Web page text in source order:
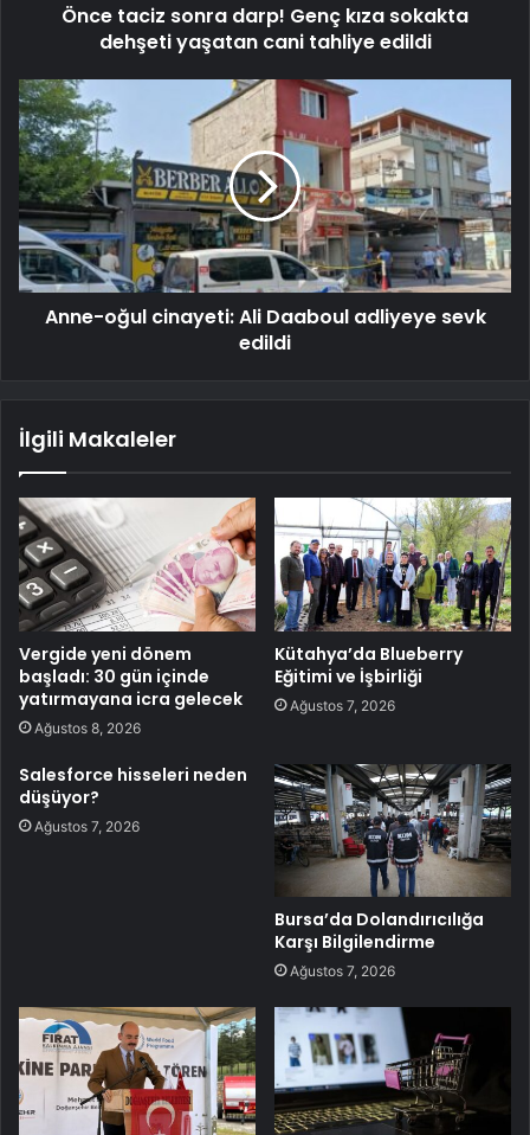
Önce taciz sonra darp! Genç kıza sokakta
dehşeti yaşatan cani tahliye edildi
Anne-oğul cinayeti: Ali Daaboul adliyeye sevk
edildi
İlgili Makaleler
Vergide yeni dönem
başladı: 30 gün içinde
yatırmayana icra gelecek
Ağustos 8, 2026
Kütahya’da Blueberry
Eğitimi ve İşbirliği
Ağustos 7, 2026
Salesforce hisseleri neden
düşüyor?
Ağustos 7, 2026
Bursa’da Dolandırıcılığa
Karşı Bilgilendirme
Ağustos 7, 2026